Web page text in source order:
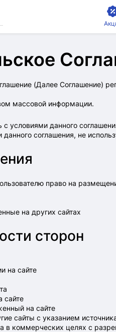
(Далее Соглашение)
массовой информации.
условиями данного
соглашения, не
право на
на других сайтах
сторон
на сайте
сайте
на сайте
сайты с указанием
в коммерческих целях с